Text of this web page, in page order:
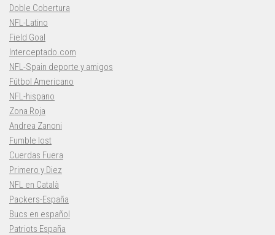
Doble Cobertura
NFL-Latino
Field Goal
Interceptado.com
NFL-Spain deporte y amigos
Fútbol Americano
NFL-hispano
Zona Roja
Andrea Zanoni
Fumble lost
Cuerdas Fuera
Primero y Diez
NFL en Català
Packers-España
Bucs en español
Patriots España